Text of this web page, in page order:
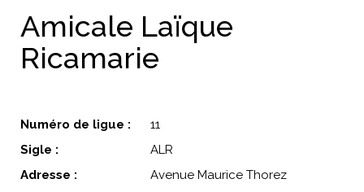
Amicale Laïque
Ricamarie
Numéro de ligue :
11
Sigle :
ALR
Adresse :
Avenue Maurice Thorez